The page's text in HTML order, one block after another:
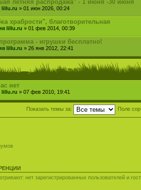
летняя распродажа" - 1 июня -30 июня
lillu.ru » 01 июн 2026, 00:24
храбрости", благотворительная
lillu.ru » 01 фев 2014, 00:39
- игрушки бесплатно!
lillu.ru » 26 янв 2012, 22:41
нет
lillu.ru » 07 фев 2010, 19:41
Показать темы за: Поле
нет зарегистрированных пользователей и